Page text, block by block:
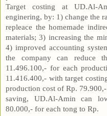
Target costing at UD.Al-
enginering, by: 1) change the
repleace the homemade
materials; 3) increasing the
4) improved accounting
the company can reduce
11.496.100,- for each
11.416.400,- with target
production cost of Rp.
saving, UD.Al-Amin can
80.000,- for each tong to Rp.